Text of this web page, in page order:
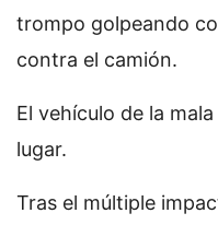
trompo golpeando
contra el camión.
El vehículo de la
lugar.
Tras el múltiple